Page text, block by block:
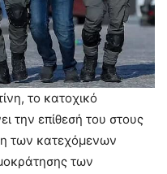
το κατοχικό
την επίθεσή του στους
των κατεχόμενων
των